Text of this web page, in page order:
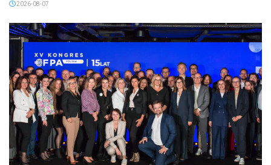
2026-08-07